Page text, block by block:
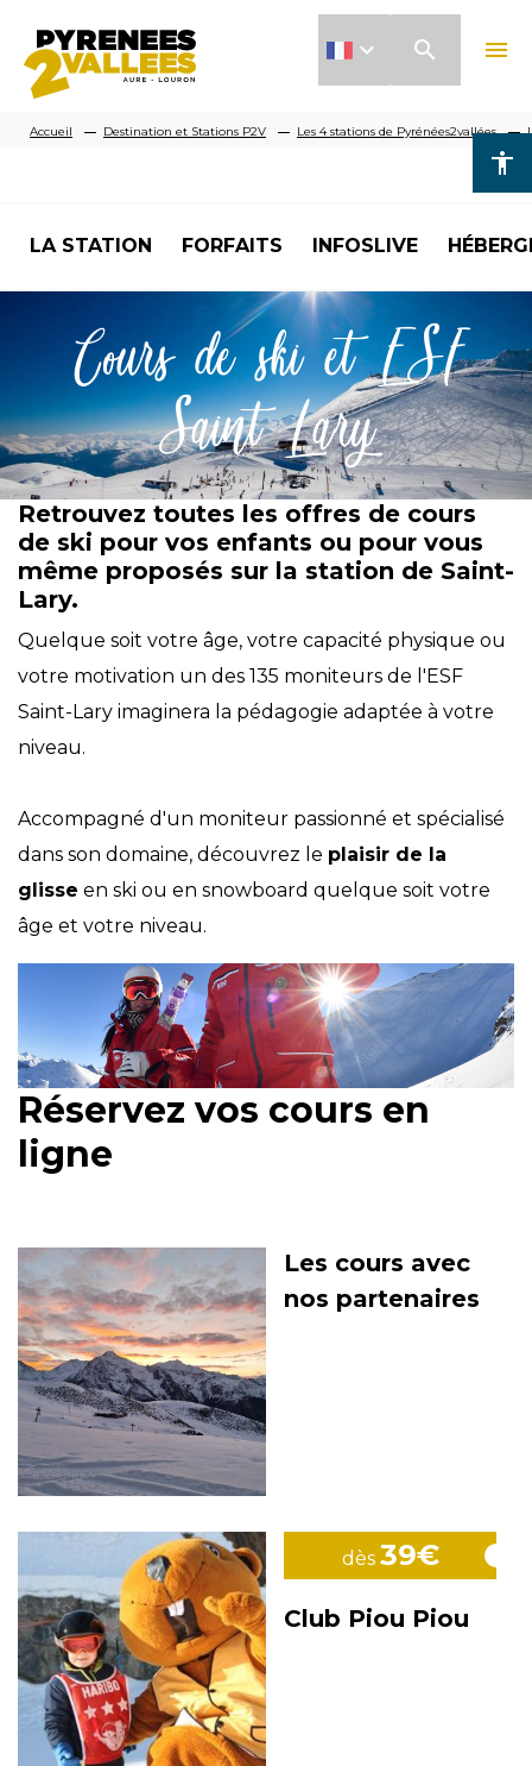
contenu
principal
accessibility
search menu
Fil
Accueil Destination et Stations P2V Les 4 stations de Pyrénées2vallées
LA STATION FORFAITS INFOSLIVE
Cours de ski et ESF
Saint Lary
Retrouvez toutes les offres de cours
de ski pour vos enfants ou pour vous
même proposés sur la station de Saint-
Lary.
Quelque soit votre âge, votre capacité physique ou
votre motivation un des 135 moniteurs de l'ESF
Saint-Lary imaginera la pédagogie adaptée à votre
niveau.
Accompagné d'un moniteur passionné et spécialisé
dans son domaine, découvrez le plaisir de la
glisse en ski ou en snowboard quelque soit votre
âge et votre niveau.
Réservez vos cours en
ligne
Les cours avec
nos partenaires
dès 39€
Club Piou Piou